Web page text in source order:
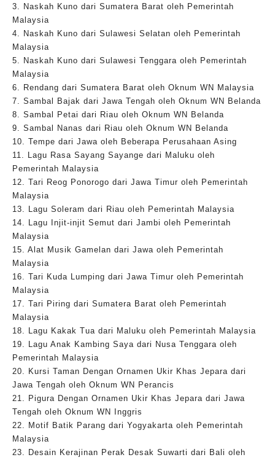
3. Naskah Kuno dari Sumatera Barat oleh Pemerintah
Malaysia
4. Naskah Kuno dari Sulawesi Selatan oleh Pemerintah
Malaysia
5. Naskah Kuno dari Sulawesi Tenggara oleh Pemerintah
Malaysia
6. Rendang dari Sumatera Barat oleh Oknum WN Malaysia
7. Sambal Bajak dari Jawa Tengah oleh Oknum WN Belanda
8. Sambal Petai dari Riau oleh Oknum WN Belanda
9. Sambal Nanas dari Riau oleh Oknum WN Belanda
10. Tempe dari Jawa oleh Beberapa Perusahaan Asing
11. Lagu Rasa Sayang Sayange dari Maluku oleh
Pemerintah Malaysia
12. Tari Reog Ponorogo dari Jawa Timur oleh Pemerintah
Malaysia
13. Lagu Soleram dari Riau oleh Pemerintah Malaysia
14. Lagu Injit-injit Semut dari Jambi oleh Pemerintah
Malaysia
15. Alat Musik Gamelan dari Jawa oleh Pemerintah
Malaysia
16. Tari Kuda Lumping dari Jawa Timur oleh Pemerintah
Malaysia
17. Tari Piring dari Sumatera Barat oleh Pemerintah
Malaysia
18. Lagu Kakak Tua dari Maluku oleh Pemerintah Malaysia
19. Lagu Anak Kambing Saya dari Nusa Tenggara oleh
Pemerintah Malaysia
20. Kursi Taman Dengan Ornamen Ukir Khas Jepara dari
Jawa Tengah oleh Oknum WN Perancis
21. Pigura Dengan Ornamen Ukir Khas Jepara dari Jawa
Tengah oleh Oknum WN Inggris
22. Motif Batik Parang dari Yogyakarta oleh Pemerintah
Malaysia
23. Desain Kerajinan Perak Desak Suwarti dari Bali oleh